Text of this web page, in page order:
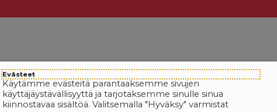
Evästeet
Käytämme evästeitä parantaaksemme sivujen
käyttäjäystävällisyyttä ja tarjotaksemme sinulle sinua
kiinnostavaa sisältöä. Valitsemalla "Hyväksy" varmistat